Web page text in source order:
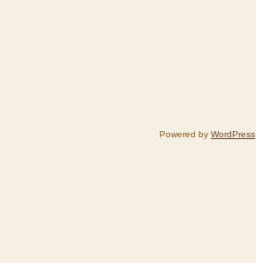
Powered by WordPress